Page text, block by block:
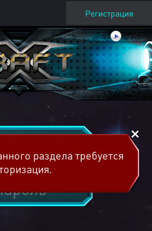
Регистрация
раздела требуется